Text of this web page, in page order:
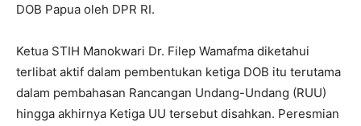
DOB Papua oleh DPR RI.
Ketua STIH Manokwari Dr. Filep Wamafma diketahui
terlibat aktif dalam pembentukan ketiga DOB itu terutama
dalam pembahasan Rancangan Undang-Undang (RUU)
hingga akhirnya Ketiga UU tersebut disahkan. Peresmian